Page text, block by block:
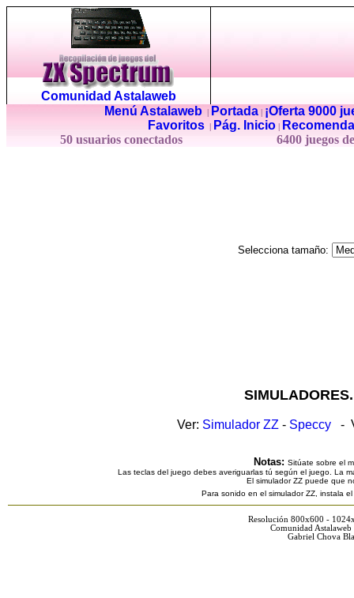
Comunidad Astalaweb
Menú Astalaweb| Portada|
¡Oferta 9000
Favoritos
Pág. Inicio
50 usuarios conectados
6400 juegos
Selecciona tamaño:
Ver: Simulador ZZ - Speccy -
Notas: Sitúate sobre el
Las teclas del juego debes averiguarlas tú según el juego. La
El simulador ZZ puede que
Para sonido en el simulador ZZ, instala
Resolución 800x600 -
Comunidad
Gabriel Chova